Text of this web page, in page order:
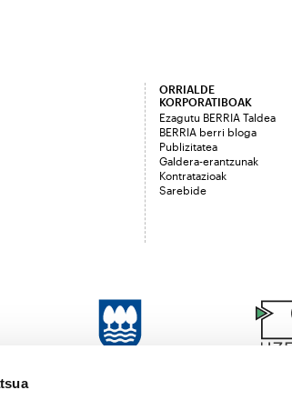
ORRIALDE
KORPORATIBOAK
Ezagutu BERRIA Taldea
BERRIA berri bloga
Publizitatea
Galdera-erantzunak
Kontratazioak
Sarebide